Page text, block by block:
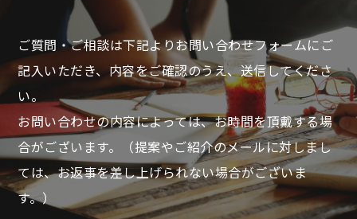
ご質問・ご相談は下記よりお問い合わせフォームにご
記入いただき、内容をご確認のうえ、送信してくださ
い。
お問い合わせの内容によっては、お時間を頂戴する場
合がございます。
（提案やご紹介のメールに対しまし
ては、お返事を差し上げられない場合がございま
す。）